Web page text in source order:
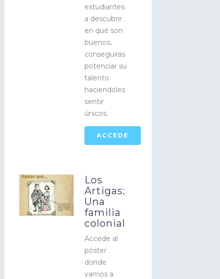
estudiantes
a descubrir
en qué son
buenos,
conseguirás
potenciar su
talento
haciendoles
sentir
únicos.
ACCEDE
Los
Artigas:
Una
familia
colonial
Accede al
póster
donde
vamos a